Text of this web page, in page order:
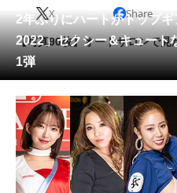
会員記事
メディア
注目記事を集めた総合ページ
ITの今と未来を見通す
スマホと通信の最新トレンド
進化するPCとデバイスの未来
2年ぶりにハートがトップ
2022」セクシー＆キュート
1弾
X Share
【写真90枚】オートサロンで見